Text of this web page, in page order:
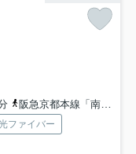
阪急京都本線「南方」駅 徒歩8分
ファイバー